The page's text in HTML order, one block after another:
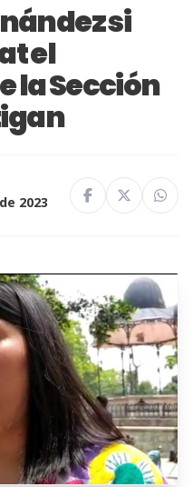
si
el
la Sección
2023